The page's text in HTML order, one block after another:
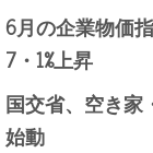
6月の企業物価
7・1%上昇
国交省、空き家
始動